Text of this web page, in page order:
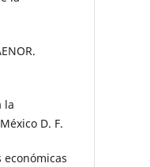
la
D. F.